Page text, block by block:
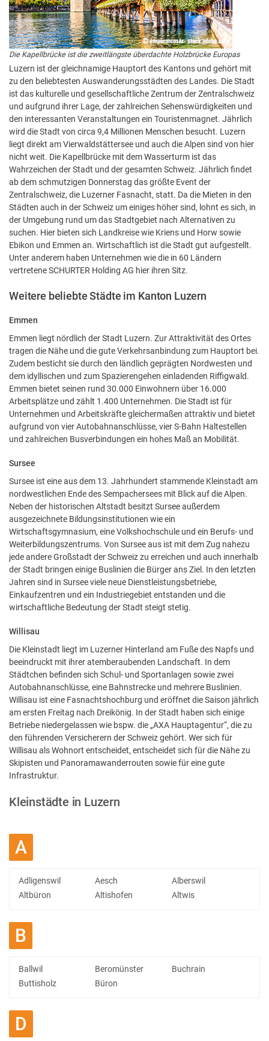
Die Kapellbrücke ist die zweitlängste überdachte Holzbrücke Europas
Luzern ist der gleichnamige Hauptort des Kantons und gehört mit
zu den beliebtesten Auswanderungsstädten des Landes. Die Stadt
ist das kulturelle und gesellschaftliche Zentrum der Zentralschweiz
und aufgrund ihrer Lage, der zahlreichen Sehenswürdigkeiten und
den interessanten Veranstaltungen ein Touristenmagnet. Jährlich
wird die Stadt von circa 9,4 Millionen Menschen besucht. Luzern
liegt direkt am Vierwaldstättersee und auch die Alpen sind von hier
nicht weit. Die Kapellbrücke mit dem Wasserturm ist das
Wahrzeichen der Stadt und der gesamten Schweiz. Jährlich findet
ab dem schmutzigen Donnerstag das größte Event der
Zentralschweiz, die Luzerner Fasnacht, statt. Da die Mieten in den
Städten auch in der Schweiz um einiges höher sind, lohnt es sich, in
der Umgebung rund um das Stadtgebiet nach Alternativen zu
suchen. Hier bieten sich Landkreise wie Kriens und Horw sowie
Ebikon und Emmen an. Wirtschaftlich ist die Stadt gut aufgestellt.
Unter anderem haben Unternehmen wie die in 60 Ländern
vertretene SCHURTER Holding AG hier ihren Sitz.
Weitere beliebte Städte im Kanton Luzern
Emmen
Emmen liegt nördlich der Stadt Luzern. Zur Attraktivität des Ortes
tragen die Nähe und die gute Verkehrsanbindung zum Hauptort bei.
Zudem besticht sie durch den ländlich geprägten Nordwesten und
dem idyllischen und zum Spazierengehen einladenden Riffigwald.
Emmen bietet seinen rund 30.000 Einwohnern über 16.000
Arbeitsplätze und zählt 1.400 Unternehmen. Die Stadt ist für
Unternehmen und Arbeitskräfte gleichermaßen attraktiv und bietet
aufgrund von vier Autobahnanschlüsse, vier S-Bahn Haltestellen
und zahlreichen Busverbindungen ein hohes Maß an Mobilität.
Sursee
Sursee ist eine aus dem 13. Jahrhundert stammende Kleinstadt am
nordwestlichen Ende des Sempachersees mit Blick auf die Alpen.
Neben der historischen Altstadt besitzt Sursee außerdem
ausgezeichnete Bildungsinstitutionen wie ein
Wirtschaftsgymnasium, eine Volkshochschule und ein Berufs- und
Weiterbildungszentrums. Von Sursee aus ist mit dem Zug nahezu
jede andere Großstadt der Schweiz zu erreichen und auch innerhalb
der Stadt bringen einige Buslinien die Bürger ans Ziel. In den letzten
Jahren sind in Sursee viele neue Dienstleistungsbetriebe,
Einkaufzentren und ein Industriegebiet entstanden und die
wirtschaftliche Bedeutung der Stadt steigt stetig.
Willisau
Die Kleinstadt liegt im Luzerner Hinterland am Fuße des Napfs und
beeindruckt mit ihrer atemberaubenden Landschaft. In dem
Städtchen befinden sich Schul- und Sportanlagen sowie zwei
Autobahnanschlüsse, eine Bahnstrecke und mehrere Buslinien.
Willisau ist eine Fasnachtshochburg und eröffnet die Saison jährlich
am ersten Freitag nach Dreikönig. In der Stadt haben sich einige
Betriebe niedergelassen wie bspw. die „AXA Hauptagentur“, die zu
den führenden Versicherern der Schweiz gehört. Wer sich für
Willisau als Wohnort entscheidet, entscheidet sich für die Nähe zu
Skipisten und Panoramawanderrouten sowie für eine gute
Infrastruktur.
Kleinstädte in Luzern
A
Adligenswil Aesch
Alberswil
Altbüron
Altishofen Altwis
B
Ballwil Beromünster
Buchrain
Buttisholz
Büron
D